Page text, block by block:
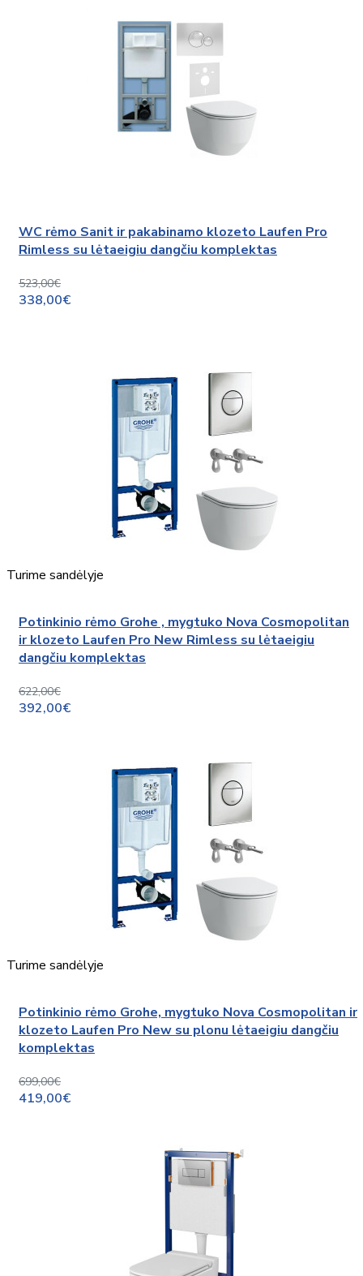
WC rėmo Sanit ir pakabinamo klozeto Laufen Pro
Rimless su lėtaeigiu dangčiu komplektas
523,00€
338,00€
Turime sandėlyje
Potinkinio rėmo Grohe , mygtuko Nova Cosmopolitan
ir klozeto Laufen Pro New Rimless su lėtaeigiu
dangčiu komplektas
622,00€
392,00€
Turime sandėlyje
Potinkinio rėmo Grohe, mygtuko Nova Cosmopolitan ir
klozeto Laufen Pro New su plonu lėtaeigiu dangčiu
komplektas
699,00€
419,00€